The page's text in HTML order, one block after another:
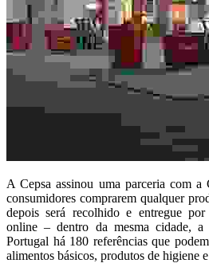
A Cepsa assinou uma parceria com
consumidores comprarem qualquer
depois será recolhido e entregue
online – dentro da mesma cidade,
Portugal há 180 referências que
alimentos básicos, produtos de higiene